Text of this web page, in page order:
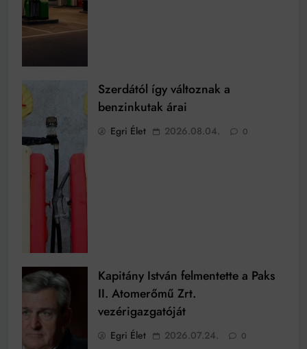
Szerdától így változnak a
benzinkutak árai
Egri Élet 2026.08.04. 0
Kapitány István felmentette a Paks
II. Atomerőmű Zrt.
vezérigazgatóját
Egri Élet 2026.07.24. 0